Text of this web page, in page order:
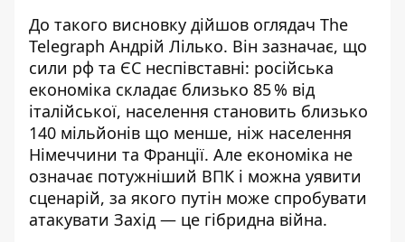
До такого висновку дійшов оглядач The
Telegraph Андрій Лілько. Він зазначає, що
сили рф та ЄС неспівставні: російська
економіка складає близько 85 % від
італійської, населення становить близько
140 мільйонів що менше, ніж населення
Німеччини та Франції. Але економіка не
означає потужніший ВПК і можна уявити
сценарій, за якого путін може спробувати
атакувати Захід — це гібридна війна.